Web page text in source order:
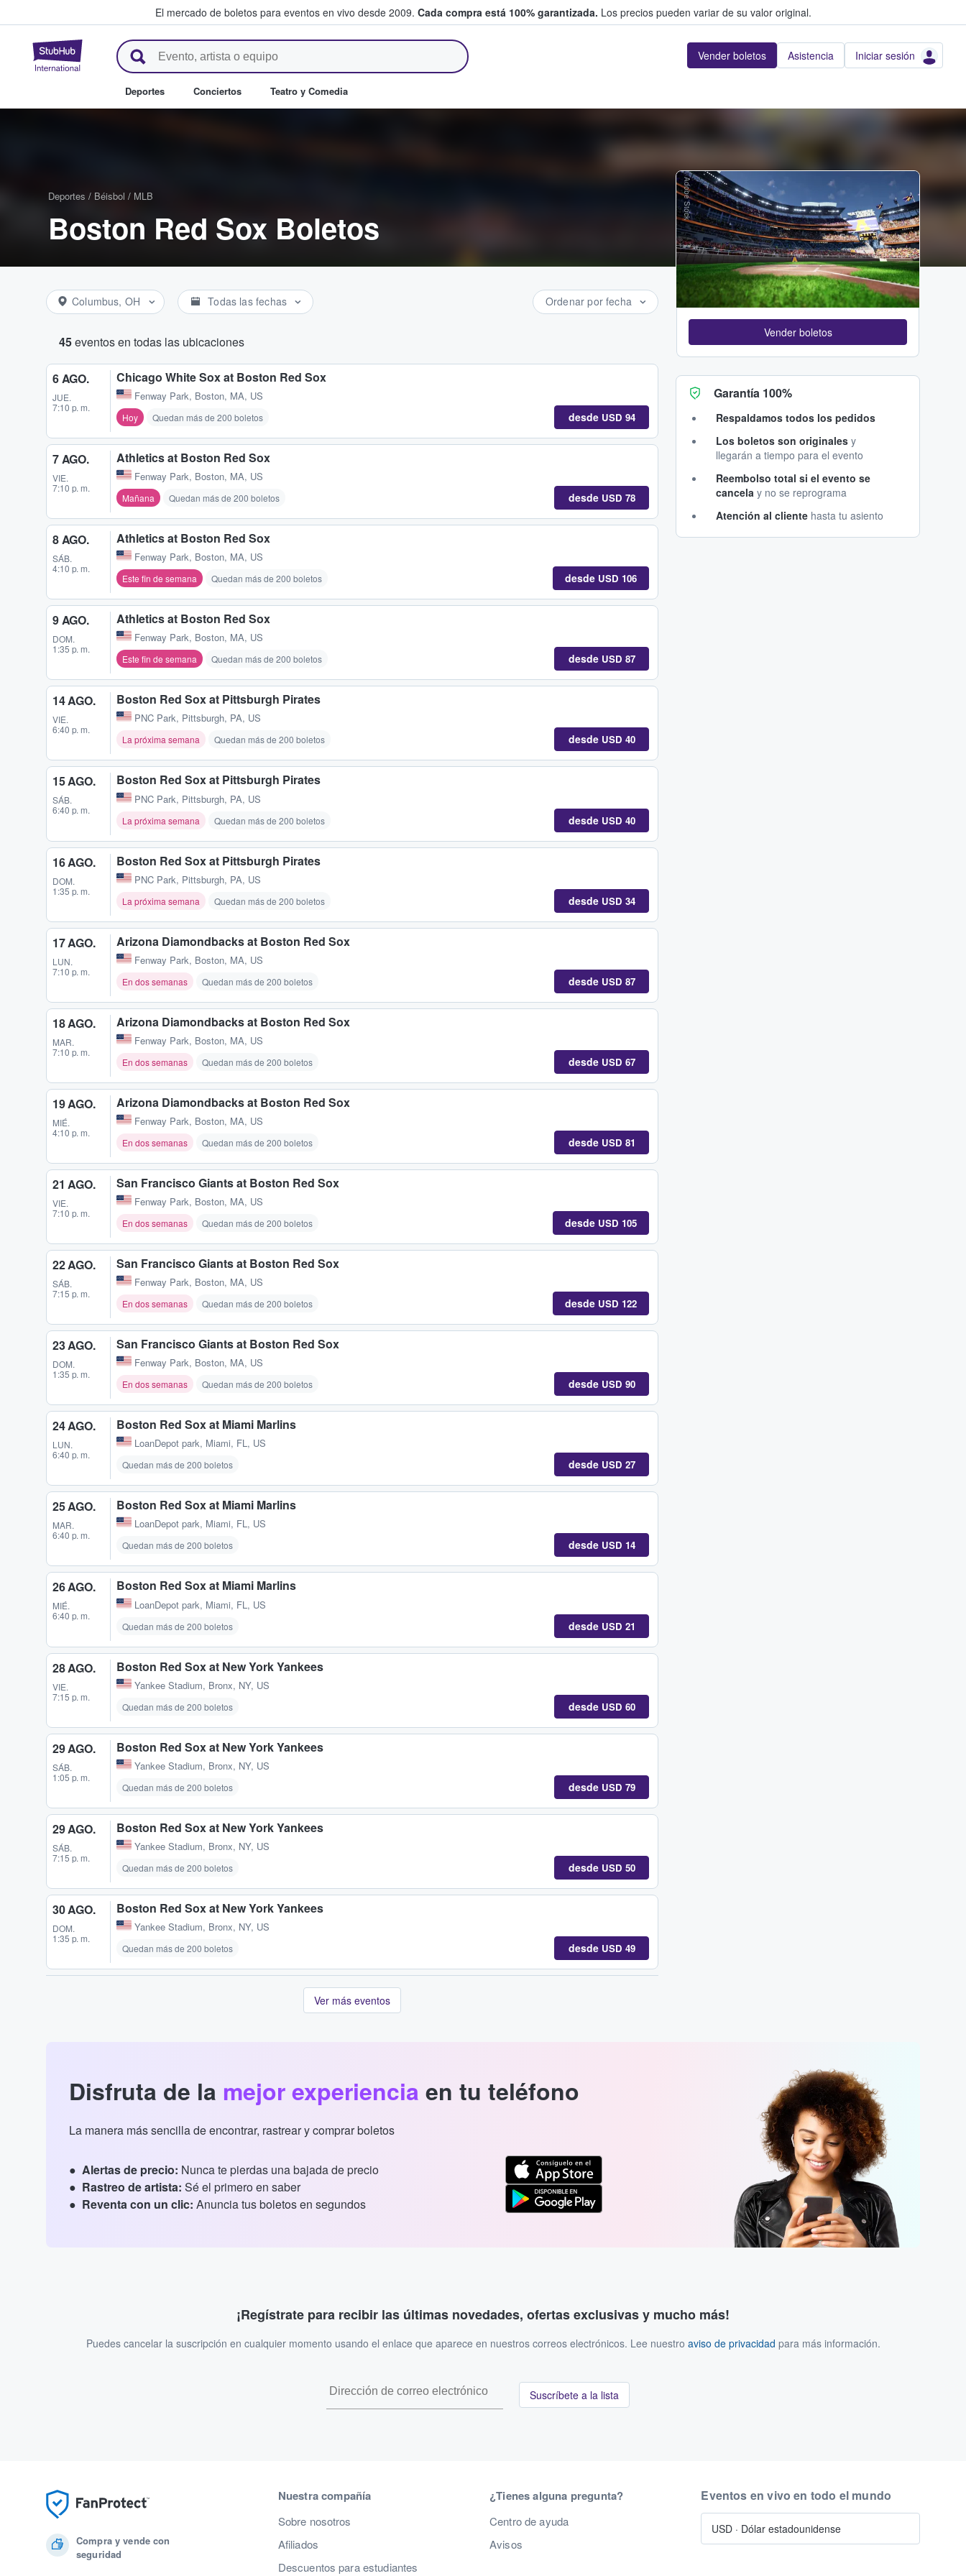
El mercado de boletos para eventos en vivo desde 2009. Cada compra está 100% garantizada. Los precios pueden variar de su valor original.
StubHub: donde los fans compran y venden boletos Vender boletos Asistencia Iniciar sesión
Deportes Conciertos Teatro y Comedia
Deportes / Béisbol / MLB
Boston Red Sox Boletos
Columbus, OH Todas las fechas Ordenar por fecha
45eventos en todas las ubicaciones
6 AGO.
JUE.
7:10 p. m.
Chicago White Sox at Boston Red Sox
Fenway Park, Boston, MA, US
Hoy Quedan más de 200 boletos desde USD 94
7 AGO.
VIE.
7:10 p. m.
Athletics at Boston Red Sox
Fenway Park, Boston, MA, US
Mañana Quedan más de 200 boletos desde USD 78
8 AGO.
SÁB.
4:10 p. m.
Athletics at Boston Red Sox
Fenway Park, Boston, MA, US
Este fin de semana Quedan más de 200 boletos desde USD 106
9 AGO.
DOM.
1:35 p. m.
Athletics at Boston Red Sox
Fenway Park, Boston, MA, US
Este fin de semana Quedan más de 200 boletos desde USD 87
14 AGO.
VIE.
6:40 p. m.
Boston Red Sox at Pittsburgh Pirates
PNC Park, Pittsburgh, PA, US
La próxima semana Quedan más de 200 boletos desde USD 40
15 AGO.
SÁB.
6:40 p. m.
Boston Red Sox at Pittsburgh Pirates
PNC Park, Pittsburgh, PA, US
La próxima semana Quedan más de 200 boletos desde USD 40
16 AGO.
DOM.
1:35 p. m.
Boston Red Sox at Pittsburgh Pirates
PNC Park, Pittsburgh, PA, US
La próxima semana Quedan más de 200 boletos desde USD 34
17 AGO.
LUN.
7:10 p. m.
Arizona Diamondbacks at Boston Red Sox
Fenway Park, Boston, MA, US
En dos semanas Quedan más de 200 boletos desde USD 87
18 AGO.
MAR.
7:10 p. m.
Arizona Diamondbacks at Boston Red Sox
Fenway Park, Boston, MA, US
En dos semanas Quedan más de 200 boletos desde USD 67
19 AGO.
MIÉ.
4:10 p. m.
Arizona Diamondbacks at Boston Red Sox
Fenway Park, Boston, MA, US
En dos semanas Quedan más de 200 boletos desde USD 81
21 AGO.
VIE.
7:10 p. m.
San Francisco Giants at Boston Red Sox
Fenway Park, Boston, MA, US
En dos semanas Quedan más de 200 boletos desde USD 105
22 AGO.
SÁB.
7:15 p. m.
San Francisco Giants at Boston Red Sox
Fenway Park, Boston, MA, US
En dos semanas Quedan más de 200 boletos desde USD 122
23 AGO.
DOM.
1:35 p. m.
San Francisco Giants at Boston Red Sox
Fenway Park, Boston, MA, US
En dos semanas Quedan más de 200 boletos desde USD 90
24 AGO.
LUN.
6:40 p. m.
Boston Red Sox at Miami Marlins
LoanDepot park, Miami, FL, US
Quedan más de 200 boletos desde USD 27
25 AGO.
MAR.
6:40 p. m.
Boston Red Sox at Miami Marlins
LoanDepot park, Miami, FL, US
Quedan más de 200 boletos desde USD 14
26 AGO.
MIÉ.
6:40 p. m.
Boston Red Sox at Miami Marlins
LoanDepot park, Miami, FL, US
Quedan más de 200 boletos desde USD 21
28 AGO.
VIE.
7:15 p. m.
Boston Red Sox at New York Yankees
Yankee Stadium, Bronx, NY, US
Quedan más de 200 boletos desde USD 60
29 AGO.
SÁB.
1:05 p. m.
Boston Red Sox at New York Yankees
Yankee Stadium, Bronx, NY, US
Quedan más de 200 boletos desde USD 79
29 AGO.
SÁB.
7:15 p. m.
Boston Red Sox at New York Yankees
Yankee Stadium, Bronx, NY, US
Quedan más de 200 boletos desde USD 50
30 AGO.
DOM.
1:35 p. m.
Boston Red Sox at New York Yankees
Yankee Stadium, Bronx, NY, US
Quedan más de 200 boletos desde USD 49
Ver más eventos
Adobe Stock
Vender boletos
Garantía 100%
Respaldamos todos los pedidos
Los boletos son originales y
llegarán a tiempo para el evento
Reembolso total si el evento se
cancela y no se reprograma
Atención al cliente hasta tu asiento
Disfruta de la mejor experiencia en tu teléfono
La manera más sencilla de encontrar, rastrear y comprar boletos
Alertas de precio: Nunca te pierdas una bajada de precio
Rastreo de artista: Sé el primero en saber
Reventa con un clic: Anuncia tus boletos en segundos
¡Regístrate para recibir las últimas novedades, ofertas exclusivas y mucho más!
Puedes cancelar la suscripción en cualquier momento usando el enlace que aparece en nuestros correos electrónicos. Lee nuestro aviso de privacidad para más información.
Suscríbete a la lista
Compra y vende con
seguridad
Nuestra compañía
Sobre nosotros
Afiliados
Descuentos para estudiantes
¿Tienes alguna pregunta?
Centro de ayuda
Avisos
Eventos en vivo en todo el mundo
USD · Dólar estadounidense